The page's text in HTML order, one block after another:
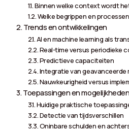
Binnen welke context wordt
Welke begrippen en
Trends en ontwikkelingen
AI en machine learning als
Real-time versus periodieke
Predictieve capaciteiten
Integratie van
Nauwkeurigheid versus
Toepassingen en mogelijkheden
Huidige praktische
Detectie van tijdsverschillen
Oninbare schulden en